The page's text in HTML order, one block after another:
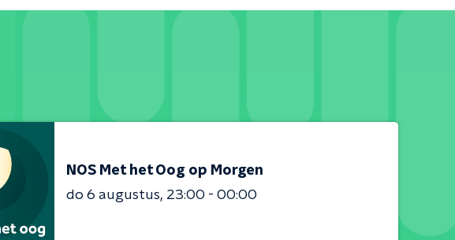
NOS Met het Oog op Morgen
do 6 augustus 23:00 - 00:00